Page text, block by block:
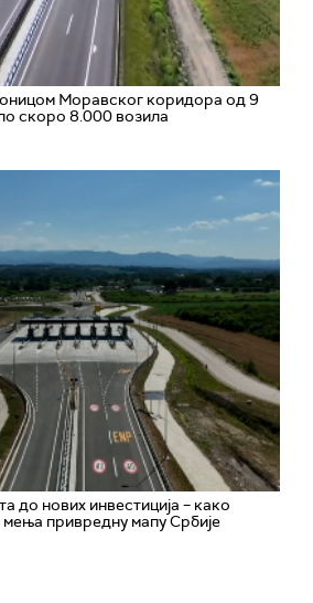
Моравског коридора од 9
скоро 8.000 возила
до нових инвестиција – како
привредну мапу Србије